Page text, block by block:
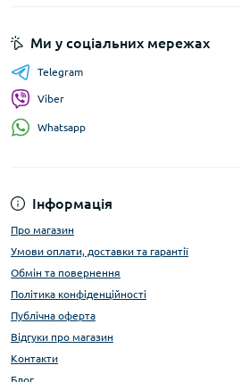
Інформація
Про магазин
Умови оплати, доставки та гарантії
Обмін та повернення
Політика конфіденційності
Публічна оферта
Відгуки про магазин
Контакти
Ми у соціальних мережах
Telegram
Viber
Whatsapp